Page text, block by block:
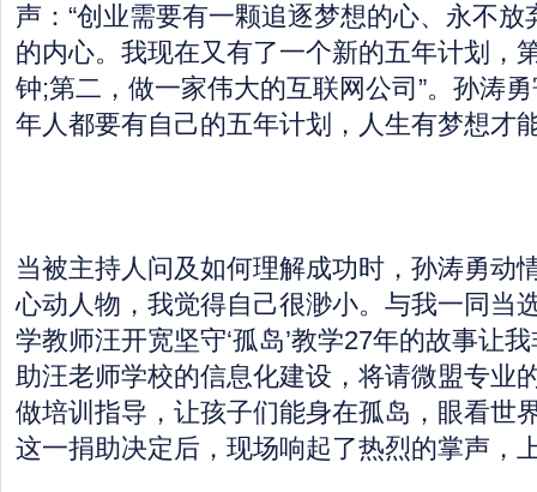
声：“创业需要有一颗追逐梦想的心、永不
的内心。我现在又有了一个新的五年计划，
钟;第二，做一家伟大的互联网公司”。孙涛
年人都要有自己的五年计划，人生有梦想才
当被主持人问及如何理解成功时，孙涛勇动
心动人物，我觉得自己很渺小。与我一同
学教师汪开宽坚守‘孤岛’教学27年的故事让
助汪老师学校的信息化建设，将请微盟专业
做培训指导，让孩子们能身在孤岛，眼看世
这一捐助决定后，现场响起了热烈的掌声，